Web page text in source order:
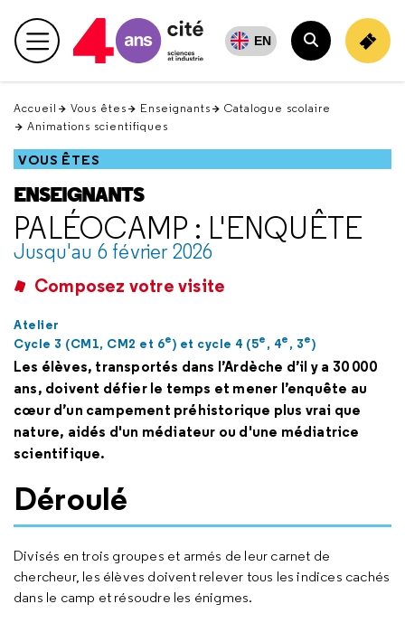
en
haut Menu principal EN
Rechercher
Accueil Vous êtes Enseignants
Catalogue scolaire
Animations scientifiques
VOUS ÊTES
ENSEIGNANTS
PALÉOCAMP : L'ENQUÊTE
Jusqu'au 6 février 2026
Composez votre visite
Atelier
Cycle 3 (CM1, CM2 et 6e) et cycle 4 (5e , 4e , 3e)
Les élèves, transportés dans l’Ardèche d’il y a 30 000
ans, doivent défier le temps et mener l’enquête au
cœur d’un campement préhistorique plus vrai que
nature, aidés d'un médiateur ou d'une médiatrice
scientifique.
Déroulé
Divisés en trois groupes et armés de leur carnet de
chercheur, les élèves doivent relever tous les indices cachés
dans le camp et résoudre les énigmes.